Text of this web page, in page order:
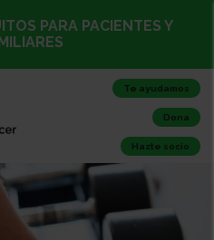
PARA PACIENTES Y
Te ayudamos
Dona
Hazte socio